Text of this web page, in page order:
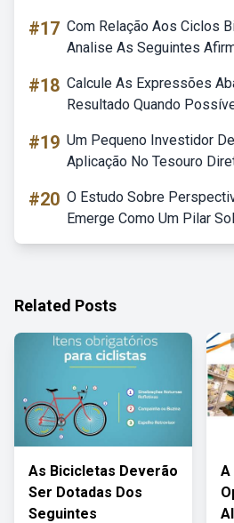
#17 Com Relação Aos Ciclos
Analise As Seguintes
#18 Calcule As Expressões
Resultado Quando
#19 Um Pequeno Investidor
Aplicação No Tesouro
#20 O Estudo Sobre
Emerge Como Um Pilar
Related Posts
As Bicicletas Deverão
Ser Dotadas Dos
Seguintes
A